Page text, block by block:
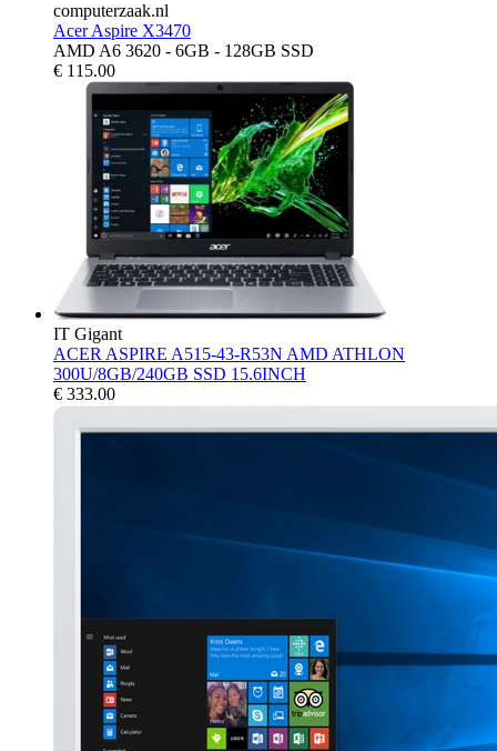
computerzaak.nl
Acer Aspire X3470
AMD A6 3620 - 6GB - 128GB SSD
€ 115.00
IT Gigant
ACER ASPIRE A515-43-R53N AMD ATHLON
300U/8GB/240GB SSD 15.6INCH
€ 333.00